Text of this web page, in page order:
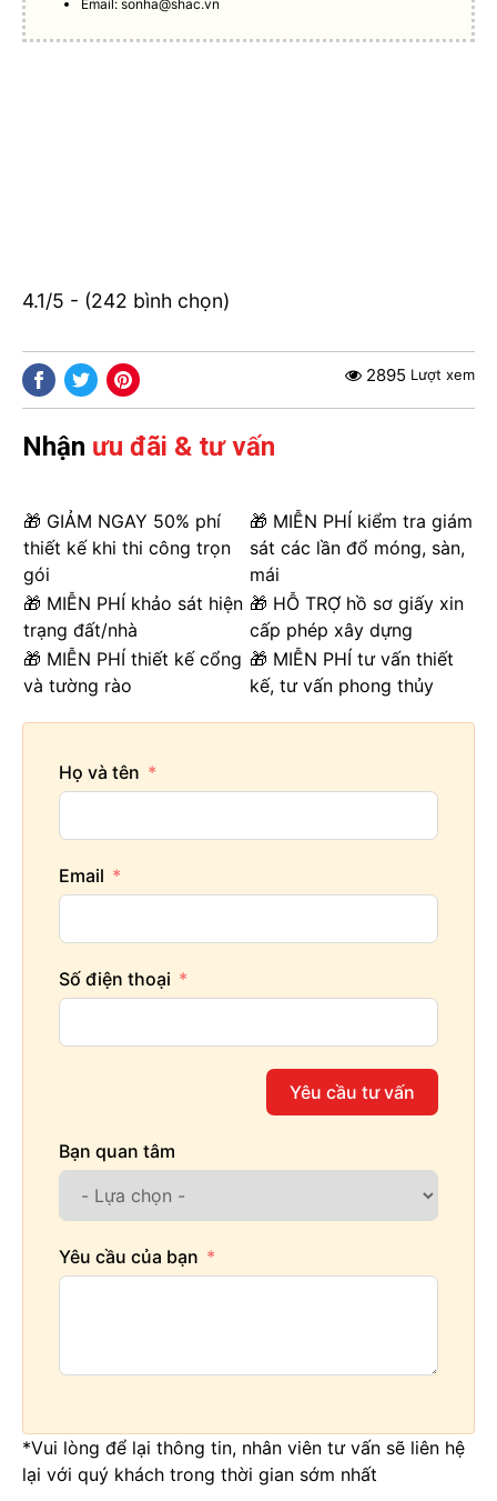
Email:sonha@shac.vn
4.1/5 - (242 bình chọn)
2895 Lượt xem
Nhận ưu đãi & tư vấn
🎁 GIẢM NGAY 50% phí
thiết kế khi thi công trọn
gói
🎁 MIỄN PHÍ kiểm tra giám
sát các lần đổ móng, sàn,
mái
🎁 MIỄN PHÍ khảo sát hiện
trạng đất/nhà
🎁 HỖ TRỢ hồ sơ giấy xin
cấp phép xây dựng
🎁 MIỄN PHÍ thiết kế cổng
và tường rào
🎁 MIỄN PHÍ tư vấn thiết
kế, tư vấn phong thủy
Họ và tên
Email
Số điện thoại
Yêu cầu tư vấn
Bạn quan tâm
Yêu cầu của bạn
*Vui lòng để lại thông tin, nhân viên tư vấn sẽ liên hệ
lại với quý khách trong thời gian sớm nhất